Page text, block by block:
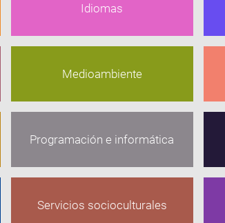
Idiomas
Medioambiente
Programación e informática
Servicios socioculturales